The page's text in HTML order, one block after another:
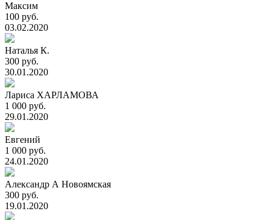
Максим
100 руб.
03.02.2020
Наталья К.
300 руб.
30.01.2020
Лариса ХАРЛАМОВА
1 000 руб.
29.01.2020
Евгений
1 000 руб.
24.01.2020
Александр А Новоямская
300 руб.
19.01.2020